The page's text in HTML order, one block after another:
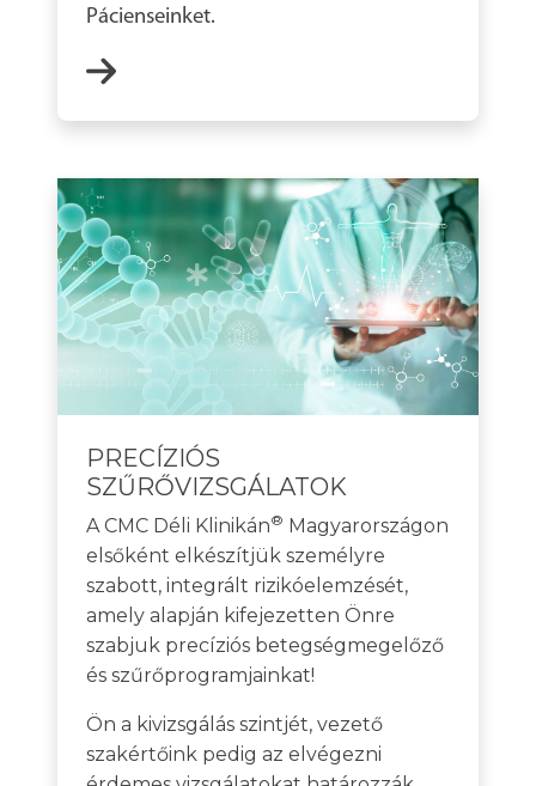
Pácienseinket.
PRECÍZIÓS
SZŰRŐVIZSGÁLATOK
A CMC Déli Klinikán® Magyarországon
elsőként elkészítjük személyre
szabott, integrált rizikóelemzését,
amely alapján kifejezetten Önre
szabjuk precíziós betegségmegelőző
és szűrőprogramjainkat!
Ön a kivizsgálás szintjét, vezető
szakértőink pedig az elvégezni